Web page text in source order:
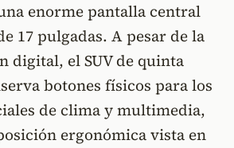
enorme pantalla central
17 pulgadas. A pesar de la
digital, el SUV de quinta
botones físicos para los
de clima y multimedia,
ergonómica vista en